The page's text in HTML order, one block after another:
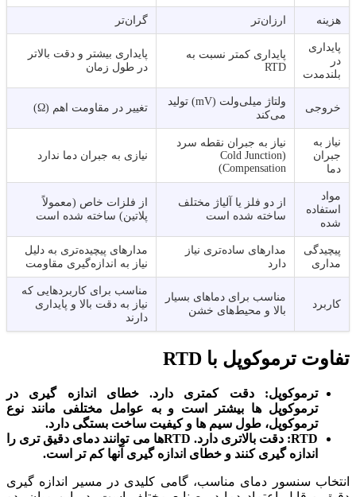
هزینه ارزان‌تر گران‌تر
پایداری
در
بلندمدت
پایداری کمتر نسبت به
RTD
پایداری بیشتر و دقت بالاتر
در طول زمان
خروجی
ولتاژ میلی‌ولت (mV) تولید
می‌کند
تغییر در مقاومت اهم (Ω)
نیاز به
جبران
دما
نیاز به جبران نقطه سرد
(Cold Junction
Compensation)
نیازی به جبران دما ندارد
مواد
استفاده
شده
از دو فلز یا آلیاژ مختلف
ساخته شده است
از فلزات خاص (معمولاً
پلاتین) ساخته شده است
پیچیدگی
مداری
مدارهای ساده‌تری نیاز
دارد
مدارهای پیچیده‌تری به دلیل
نیاز به اندازه‌گیری مقاومت
کاربرد
مناسب برای دماهای بسیار
بالا و محیط‌های خشن
مناسب برای کاربردهایی که
نیاز به دقت بالا و پایداری
دارند
تفاوت ترموکوپل با RTD
ترموکوپل: دقت کمتری دارد. خطای اندازه‌ گیری در
ترموکوپل‌ ها بیشتر است و به عوامل مختلفی مانند نوع
ترموکوپل، طول سیم‌ ها و کیفیت ساخت بستگی دارد.
RTD: دقت بالاتری دارد. RTDها می‌ توانند دمای دقیق‌ تری را
اندازه‌ گیری کنند و خطای اندازه ‌گیری آنها کم تر است.
انتخاب سنسور دمای مناسب، گامی کلیدی در مسیر اندازه‌ گیری